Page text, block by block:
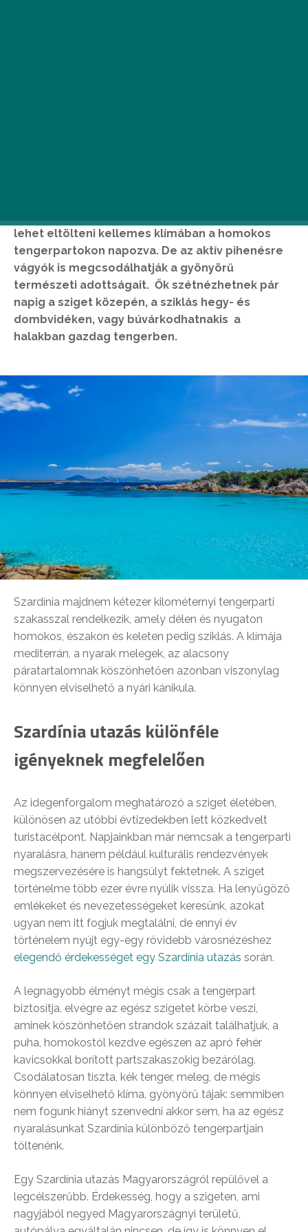
lehet eltölteni kellemes klímában a homokos
tengerpartokon napozva. De az aktív pihenésre
vágyók is megcsodálhatják a gyönyörű
természeti adottságait. Ők szétnézhetnek pár
napig a sziget közepén, a sziklás hegy- és
dombvidéken, vagy búvárkodhatnakis a
halakban gazdag tengerben.
Szardínia majdnem kétezer kilométernyi tengerparti
szakasszal rendelkezik, amely délen és nyugaton
homokos, északon és keleten pedig sziklás. A klímája
mediterrán, a nyarak melegek, az alacsony
páratartalomnak köszönhetően azonban viszonylag
könnyen elviselhető a nyári kánikula.
Szardínia utazás különféle
igényeknek megfelelően
Az idegenforgalom meghatározó a sziget életében,
különösen az utóbbi évtizedekben lett közkedvelt
turistacélpont. Napjainkban már nemcsak a tengerparti
nyaralásra, hanem például kulturális rendezvények
megszervezésére is hangsúlyt fektetnek. A sziget
történelme több ezer évre nyúlik vissza. Ha lenyűgöző
emlékeket és nevezetességeket keresünk, azokat
ugyan nem itt fogjuk megtalálni, de ennyi év
történelem nyújt egy-egy rövidebb városnézéshez
elegendő érdekességet egy Szardínia utazás során.
A legnagyobb élményt mégis csak a tengerpart
biztosítja, elvégre az egész szigetet körbe veszi,
aminek köszönhetően strandok százait találhatjuk, a
puha, homokostól kezdve egészen az apró fehér
kavicsokkal borított partszakaszokig bezárólag.
Csodálatosan tiszta, kék tenger, meleg, de mégis
könnyen elviselhető klíma, gyönyörű tájak: semmiben
nem fogunk hiányt szenvedni akkor sem, ha az egész
nyaralásunkat Szardínia különböző tengerpartjain
töltenénk.
Egy Szardínia utazás Magyarországról repülővel a
legcélszerűbb. Érdekesség, hogy a szigeten, ami
nagyjából negyed Magyarországnyi területű,